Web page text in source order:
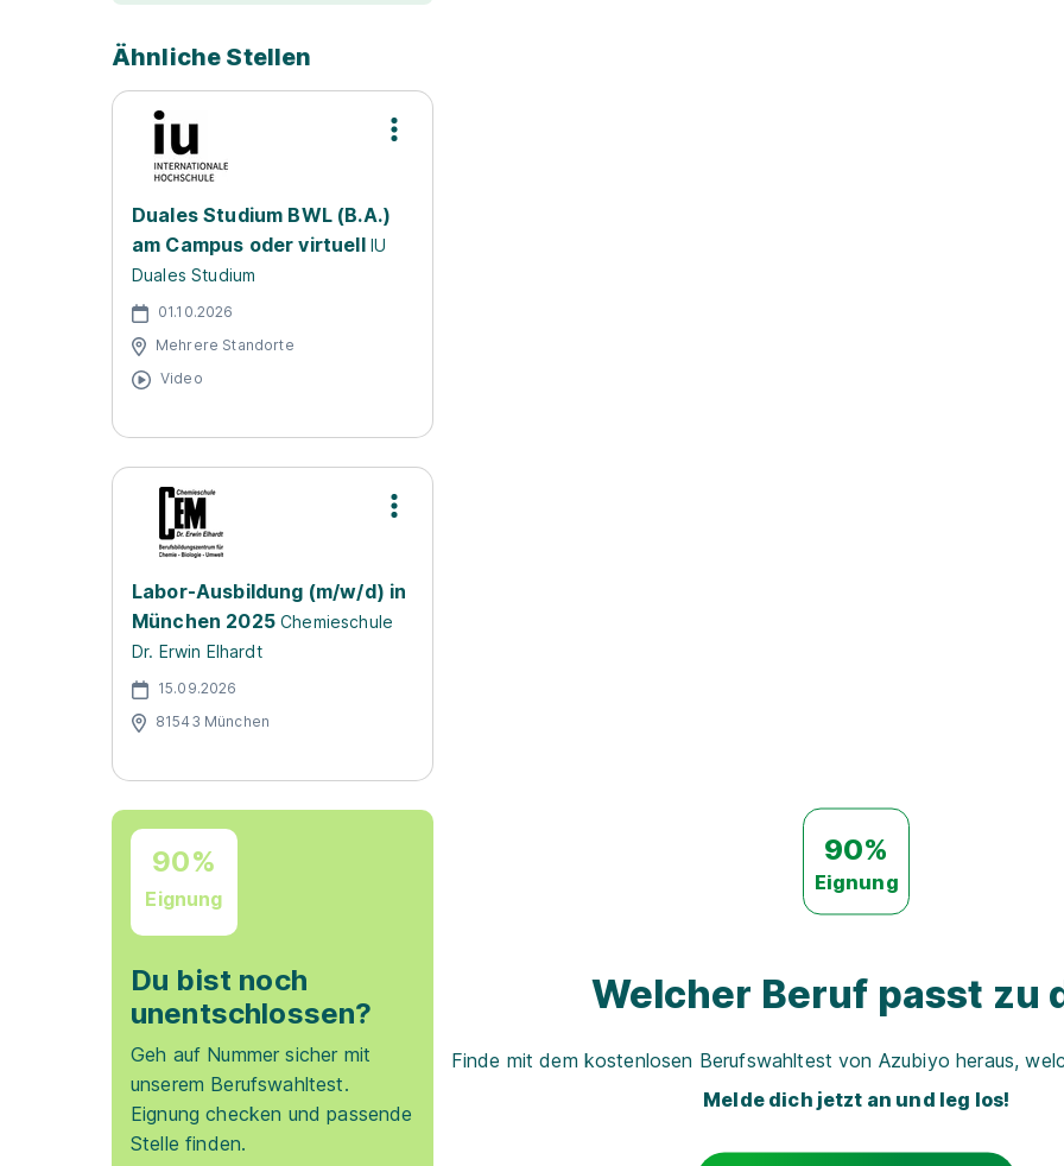
Ähnliche Stellen
Duales Studium BWL (B.A.)
am Campus oder virtuell IU
Duales Studium
01.10.2026
Mehrere Standorte
Video
Labor-Ausbildung (m/w/d) in
München 2025 Chemieschule
Dr. Erwin Elhardt
15.09.2026
81543 München
90%
Eignung
Du bist noch
unentschlossen?
Geh auf Nummer sicher mit
unserem Berufswahltest.
Eignung checken und passende
Stelle finden.
90%
Eignung
Welcher Beruf passt zu
Finde mit dem kostenlosen Berufswahltest von Azubiyo heraus,
Melde dich jetzt an und leg los!